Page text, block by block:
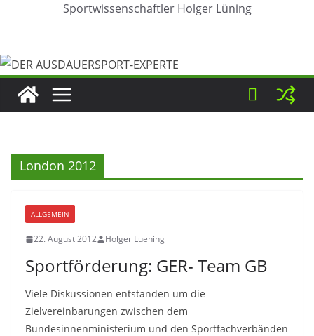
Sportwissenschaftler Holger Lüning
London 2012
ALLGEMEIN
22. August 2012 Holger Luening
Sportförderung: GER- Team GB
Viele Diskussionen entstanden um die
Zielvereinbarungen zwischen dem
Bundesinnenministerium und den Sportfachverbänden